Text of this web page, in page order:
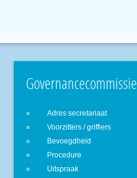
Governancecommissie
Adres secretariaat
Voorzitters / griffiers
Bevoegdheid
Procedure
Uitspraak